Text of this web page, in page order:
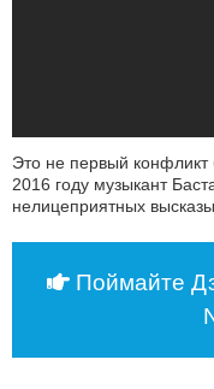
Это не первый
2016 году музыкант
нелицеприятных
Поймайте